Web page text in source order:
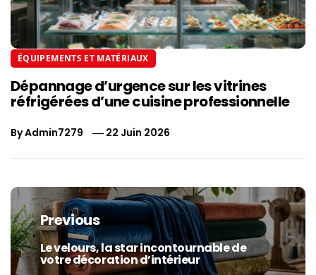
ÉQUIPEMENTS ET MATÉRIAUX
Dépannage d’urgence sur les vitrines
réfrigérées d’une cuisine professionnelle
ByAdmin7279 22 Juin 2026
Navigation
de
l’article
Previous
Previous
post:
Le velours, la star incontournable de
votre décoration d’intérieur